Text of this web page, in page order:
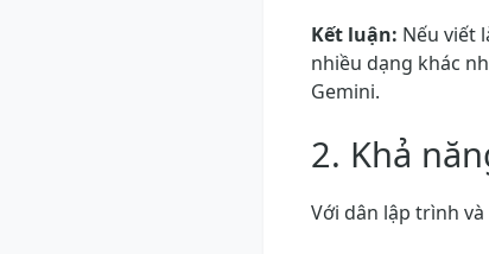
Kết luận: Nếu viết
nhiều dạng khác
Gemini.
2. Khả
Với dân lập trình